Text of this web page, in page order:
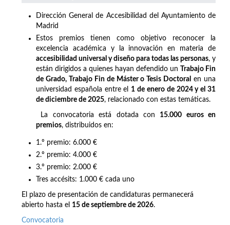
Dirección General de Accesibilidad del Ayuntamiento de
Madrid
Estos premios tienen como objetivo reconocer la
excelencia académica y la innovación en materia de
accesibilidad universal y diseño para todas las personas, y
están dirigidos a quienes hayan defendido un Trabajo Fin
de Grado, Trabajo Fin de Máster o Tesis Doctoral en una
universidad española entre el 1 de enero de 2024 y el 31
de diciembre de 2025, relacionado con estas temáticas.
La convocatoria está dotada con 15.000 euros en
premios, distribuidos en:
1.º premio: 6.000 €
2.º premio: 4.000 €
3.º premio: 2.000 €
Tres accésits: 1.000 € cada uno
El plazo de presentación de candidaturas permanecerá
abierto hasta el 15 de septiembre de 2026.
Convocatoria